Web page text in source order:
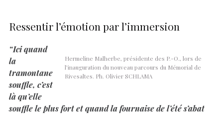
Ressentir l’émotion par l’immersion
Hermeline Malherbe, présidente des P.-O., lors de
l’inauguration du nouveau parcours du Mémorial de
Rivesaltes. Ph. Olivier SCHLAMA
“Ici quand
la
tramontane
souffle, c’est
là qu’elle
souffle le plus fort et quand la fournaise de l’été s’abat